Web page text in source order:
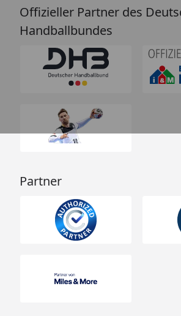
Offizieller Partner des
Handballbundes
Partner